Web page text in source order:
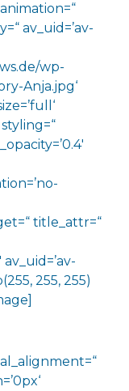
av_uid=’av-
wp-
Anja.jpg‘
title_attr=“
255, 255)